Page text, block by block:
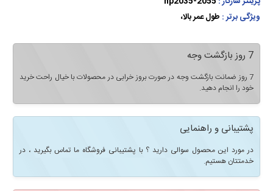
ویژگی برتر : طول عمر بالا،
7 روز بازگشت وجه
7 روز ضمانت بازگشت وجه در صورت بروز خرابی در محصولات با خیال راحت خرید
خود را انجام دهید.
پشتیبانی و راهنمایی
در مورد این محصول سوالی دارید ؟ با پشتیبانی فروشگاه ما تماس بگیرید ، در
خدمتتان هستیم.